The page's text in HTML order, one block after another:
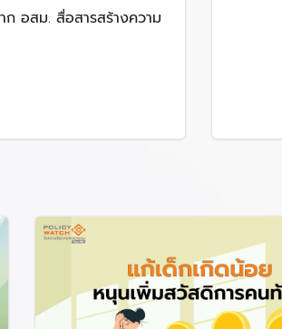
ศรษฐกิจ สังคม การศึกษาและสิ่งแวดล้อมที่
ารมีบุตรเป็นวาระแห่งชาติ เพื่อให้รัฐบาลเป็
ภาวะมีบุตรยากด้วยเทคโนโลยีช่วยการเจ
ม่อยากมีบุตร ให้มีโอกาสมีลูกได้
รมอนามัยร่วมกับหน่วยงานที่เกี่ยวข้อง ดำ
ารมีคลินิกส่งเสริมการมีบุตร จังหวัดละ 1 แห่
ให้บริการประชาชนได้ภายในเดือน ธ.ค. นี้
อสม. สื่อสารสร้างความ